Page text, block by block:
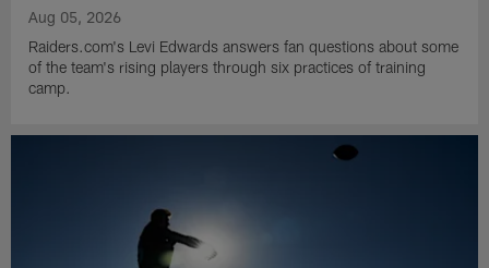
Aug 05, 2026
Raiders.com's Levi Edwards answers fan questions about some
of the team's rising players through six practices of training
camp.